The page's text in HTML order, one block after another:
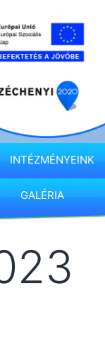
INTÉZMÉNYEINK
GALÉRIA